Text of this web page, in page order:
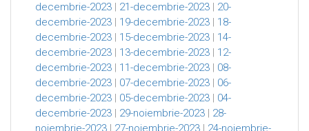
decembrie-2023 | 21-decembrie-2023 | 20-
decembrie-2023 | 19-decembrie-2023 | 18-
decembrie-2023 | 15-decembrie-2023 | 14-
decembrie-2023 | 13-decembrie-2023 | 12-
decembrie-2023 | 11-decembrie-2023 | 08-
decembrie-2023 | 07-decembrie-2023 | 06-
decembrie-2023 | 05-decembrie-2023 | 04-
decembrie-2023 | 29-noiembrie-2023 | 28-
noiembrie-2023 | 27-noiembrie-2023 | 24-noiembrie-